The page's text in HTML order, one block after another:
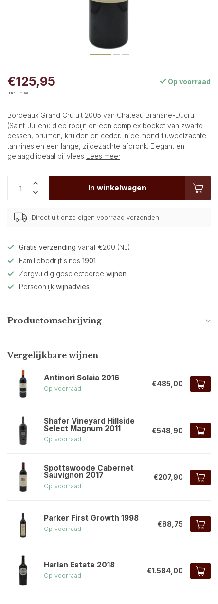
€125,95
Incl. btw
Op voorraad
Bordeaux Grand Cru uit 2005 van Château Branaire-Ducru
(Saint-Julien): diep robijn en een complex boeket van zwarte
bessen, pruimen, kruiden en ceder. In de mond fluweelzachte
tannines en een lange, zijdezachte afdronk. Elegant en
gelaagd ideaal bij vlees Lees meer.
In winkelwagen
Direct uit onze eigen voorraad verzonden
Gratis verzending vanaf €200 (NL)
Familiebedrijf sinds 1901
Zorgvuldig geselecteerde wijnen
Persoonlijk wijnadvies
Productomschrijving
Vergelijkbare wijnen
Antinori Solaia 2016
Op voorraad
€485,00
Shafer Vineyard Hillside
Select Magnum 2011
Op voorraad
€548,90
Spottswoode Cabernet
Sauvignon 2017
Op voorraad
€207,90
Parker First Growth 1998
Op voorraad
€88,75
Harlan Estate 2018
Op voorraad
€1.584,00